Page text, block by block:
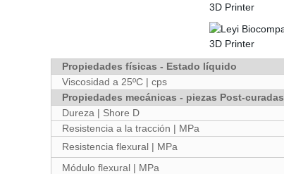
Propiedades físicas - Estado líquido
Viscosidad a 25ºC | cps
Propiedades mecánicas - piezas Post-curadas
Dureza | Shore D
Resistencia a la tracción | MPa
Resistencia flexural | MPa
Módulo flexural | MPa